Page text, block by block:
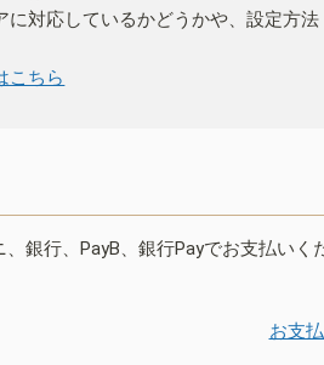
に対応しているかどうかや、設定方
こちら
銀行、PayB、銀行Payでお支払いく
お支